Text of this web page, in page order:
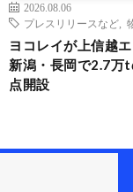
2026.08.06
プレスリリースなど
ヨコレイが上信越エ
新潟・長岡で2.7万
点開設